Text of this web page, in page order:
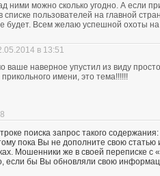
ними можно сколько угодно. А если
списке пользователей на главной
будет. Всем желаю успешной охоты
в 13:51
ваше наверное упустил из виду
прикольного имени, это тема!!!!!!
поиска запрос такого
пока Вы не дополните свою
Мошенники же в своей переписке с
если бы Вы обновляли свою